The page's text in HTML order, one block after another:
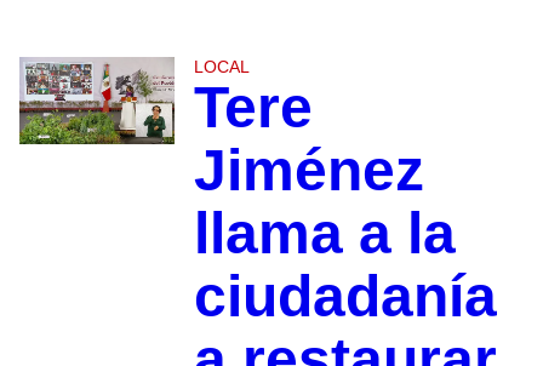
LOCAL
Tere
Jiménez
llama a la
ciudadanía